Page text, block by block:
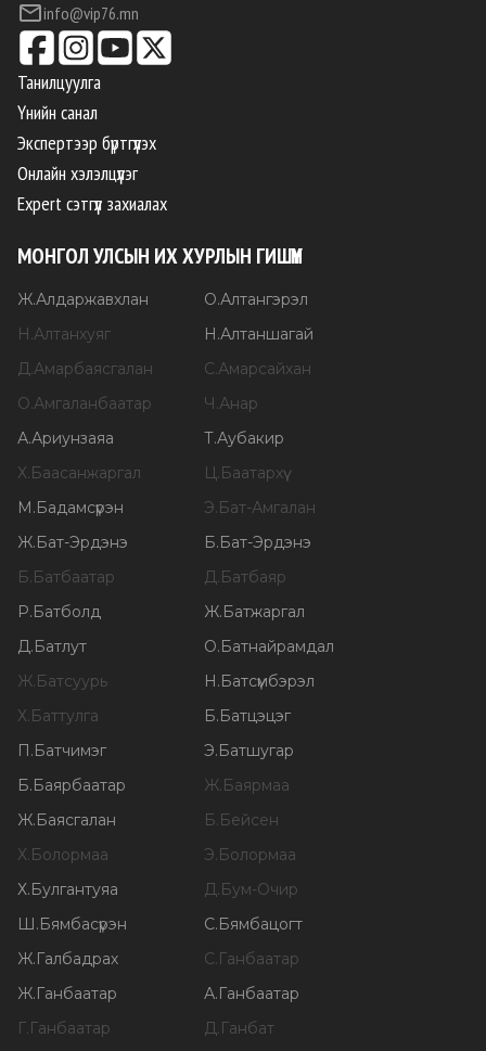
info@vip76.mn
Танилцуулга
Үнийн санал
Экспертээр бүртгүүлэх
Онлайн хэлэлцүүлэг
Expert сэтгүүл захиалах
МОНГОЛ УЛСЫН ИХ ХУРЛЫН ГИШҮҮН
Ж.Алдаржавхлан О.Алтангэрэл
Н.Алтанхуяг Н.Алтаншагай
Д.Амарбаясгалан С.Амарсайхан
О.Амгаланбаатар Ч.Анар
А.Ариунзаяа Т.Аубакир
Х.Баасанжаргал Ц.Баатархүү
М.Бадамсүрэн Э.Бат-Амгалан
Ж.Бат-Эрдэнэ Б.Бат-Эрдэнэ
Б.Батбаатар Д.Батбаяр
Р.Батболд Ж.Батжаргал
Д.Батлут О.Батнайрамдал
Ж.Батсуурь Н.Батсүмбэрэл
Х.Баттулга Б.Батцэцэг
П.Батчимэг Э.Батшугар
Б.Баярбаатар Ж.Баярмаа
Ж.Баясгалан Б.Бейсен
Х.Болормаа Э.Болормаа
Х.Булгантуяа Д.Бум-Очир
Ш.Бямбасүрэн С.Бямбацогт
Ж.Галбадрах С.Ганбаатар
Ж.Ганбаатар А.Ганбаатар
Г.Ганбаатар Д.Ганбат